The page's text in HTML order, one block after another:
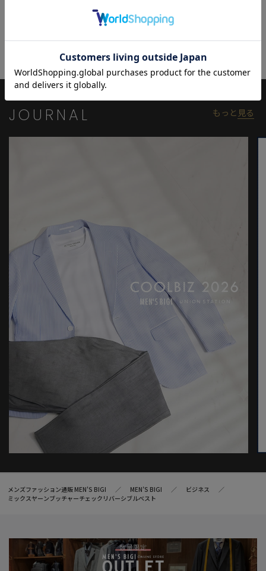
【対応ジャケット / パンツ】
：M0151FJ003
モデル 身長184cm 胸囲95cm ウエスト78cm ヒップ94cm 着用サ
イズ：03（L）
※照明・光の加減、PCやスマートフォンなどの環境により、製品
と画像のカラーの見え方が異なる場合がございます。
※画像はサンプルのため、色味やサイズ等の仕様が変更になる場
JOURNAL もっと 見る
メンズファッション通販 MEN'S BIGI MEN’S BIGI
ビジネス
ミックスヤーンブッチャーチェックリバーシブルベスト